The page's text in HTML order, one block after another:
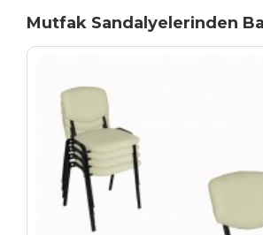
Mutfak Sandalyelerinden